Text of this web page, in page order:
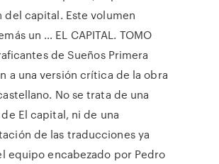
del capital. Este volumen
un … EL CAPITAL. TOMO
de Sueños Primera
a una versión crítica de la obra
No se trata de una
El capital, ni de una
de las traducciones ya
equipo encabezado por Pedro